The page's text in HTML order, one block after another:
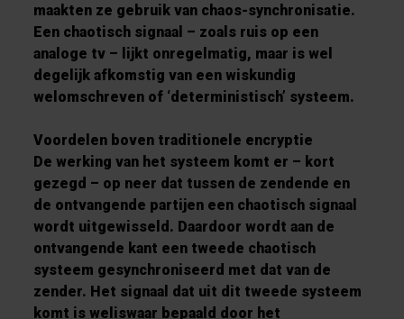
maakten ze gebruik van chaos-synchronisatie.
Een chaotisch signaal – zoals ruis op een
analoge tv – lijkt onregelmatig, maar is wel
degelijk afkomstig van een wiskundig
welomschreven of ‘deterministisch’ systeem.
Voordelen boven traditionele encryptie
De werking van het systeem komt er – kort
gezegd – op neer dat tussen de zendende en
de ontvangende partijen een chaotisch signaal
wordt uitgewisseld. Daardoor wordt aan de
ontvangende kant een tweede chaotisch
systeem gesynchroniseerd met dat van de
zender. Het signaal dat uit dit tweede systeem
komt is weliswaar bepaald door het